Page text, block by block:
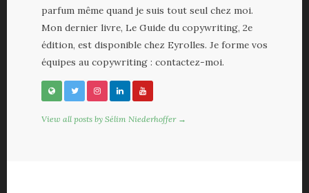
parfum même quand je suis tout seul chez moi.
Mon dernier livre, Le Guide du copywriting, 2e
édition, est disponible chez Eyrolles. Je forme vos
équipes au copywriting : contactez-moi.
View all posts by Sélim Niederhoffer →